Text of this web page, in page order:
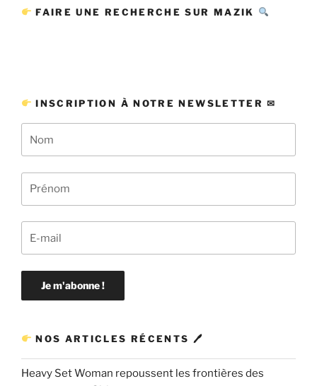
FAIRE UNE RECHERCHE SUR MAZIK
INSCRIPTION À NOTRE NEWSLETTER ✉
NOS ARTICLES RÉCENTS 🖊
Heavy Set Woman repoussent les frontières des